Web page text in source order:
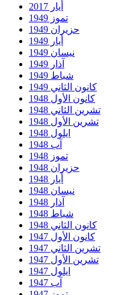
أيار 2017
تموز 1949
حزيران 1949
أيار 1949
نيسان 1949
آذار 1949
شباط 1949
كانون الثاني 1949
كانون الأول 1948
تشرين الثاني 1948
تشرين الأول 1948
ايلول 1948
آب 1948
تموز 1948
حزيران 1948
أيار 1948
نيسان 1948
آذار 1948
شباط 1948
كانون الثاني 1948
كانون الأول 1947
تشرين الثاني 1947
تشرين الأول 1947
ايلول 1947
آب 1947